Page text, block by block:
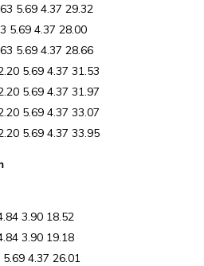
5.69 4.37 29.32
5.69 4.37 28.00
5.69 4.37 28.66
5.69 4.37 31.53
5.69 4.37 31.97
5.69 4.37 33.07
5.69 4.37 33.95
3.90 18.52
3.90 19.18
4.37 26.01